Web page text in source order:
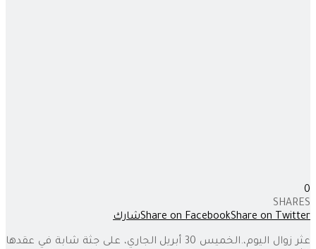
0
SHARES
Share on FacebookShare on Twitter شارك
عثر زوال اليوم،.الخميس 30 أبريل الجاري، على جثة شابة في عقدها